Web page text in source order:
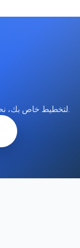
تواصل معنا عبر WhatsApp لتخطيط خاص بك، نحن هنا على مدار الساعة.